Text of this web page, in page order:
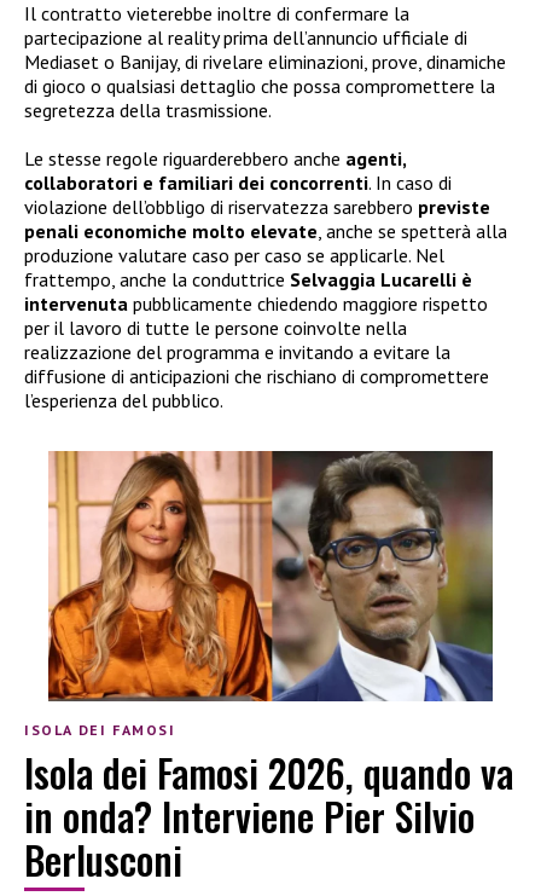
Il contratto vieterebbe inoltre di confermare la
partecipazione al reality prima dell’annuncio ufficiale di
Mediaset o Banijay, di rivelare eliminazioni, prove, dinamiche
di gioco o qualsiasi dettaglio che possa compromettere la
segretezza della trasmissione.
Le stesse regole riguarderebbero anche agenti,
collaboratori e familiari dei concorrenti. In caso di
violazione dell’obbligo di riservatezza sarebbero previste
penali economiche molto elevate, anche se spetterà alla
produzione valutare caso per caso se applicarle. Nel
frattempo, anche la conduttrice Selvaggia Lucarelli è
intervenuta pubblicamente chiedendo maggiore rispetto
per il lavoro di tutte le persone coinvolte nella
realizzazione del programma e invitando a evitare la
diffusione di anticipazioni che rischiano di compromettere
l’esperienza del pubblico.
ISOLA DEI FAMOSI
Isola dei Famosi 2026, quando va
in onda? Interviene Pier Silvio
Berlusconi